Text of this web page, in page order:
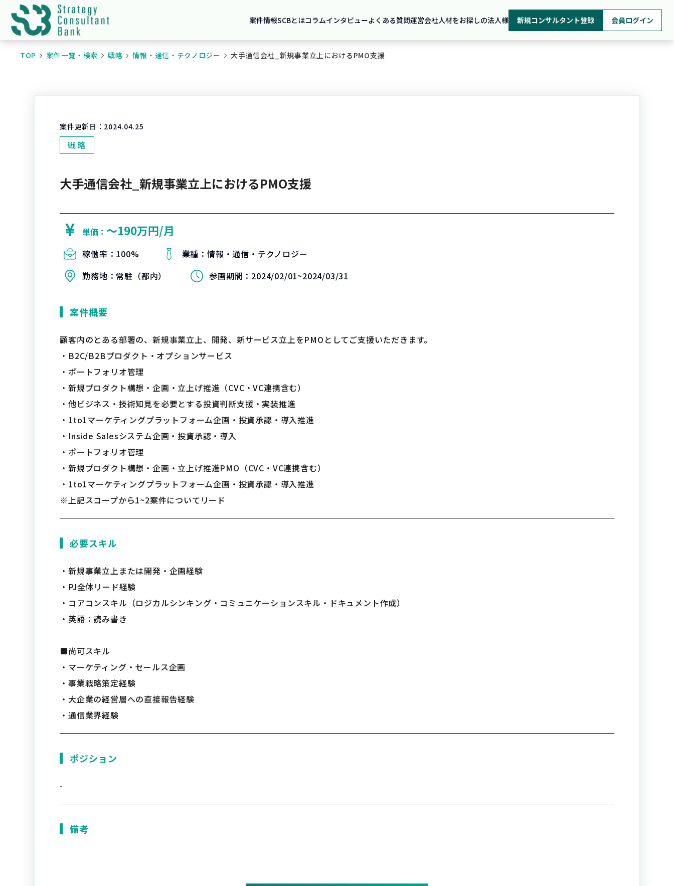
案件情報SCBとはコラムインタビューよくある質問運営会社人材をお探しの法人様 新規コンサルタント登録 会員ログイン
TOP 案件一覧・検索 戦略 情報・通信・テクノロジー 大手通信会社_新規事業立上におけるPMO支援
案件更新日： 2024.04.25
戦略
大手通信会社_新規事業立上におけるPMO支援
単価： 〜190万円/月
稼働率： 100% 業種：情報・通信・テクノロジー
勤務地： 常駐（都内） 参画期間： 2024/02/01~2024/03/31
案件概要
顧客内のとある部署の、新規事業立上、開発、新サービス立上をPMOとしてご支援いただきます。
・B2C/B2Bプロダクト・オプションサービス
・ポートフォリオ管理
・新規プロダクト構想・企画・立上げ推進（CVC・VC連携含む）
・他ビジネス・技術知見を必要とする投資判断支援・実装推進
・1to1マーケティングプラットフォーム企画・投資承認・導入推進
・Inside Salesシステム企画・投資承認・導入
・ポートフォリオ管理
・新規プロダクト構想・企画・立上げ推進PMO（CVC・VC連携含む）
・1to1マーケティングプラットフォーム企画・投資承認・導入推進
※上記スコープから1~2案件についてリード
必要スキル
・新規事業立上または開発・企画経験
・PJ全体リード経験
・コアコンスキル（ロジカルシンキング・コミュニケーションスキル・ドキュメント作成）
・英語：読み書き
■尚可スキル
・マーケティング・セールス企画
・事業戦略策定経験
・大企業の経営層への直接報告経験
・通信業界経験
ポジション
-
備考